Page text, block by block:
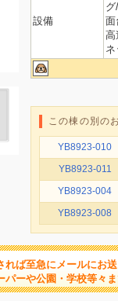
設備
面
高
この棟の別の
YB8923-010
YB8923-011
YB8923-004
YB8923-008
ば至急にメールにお
ーや公園・学校等々